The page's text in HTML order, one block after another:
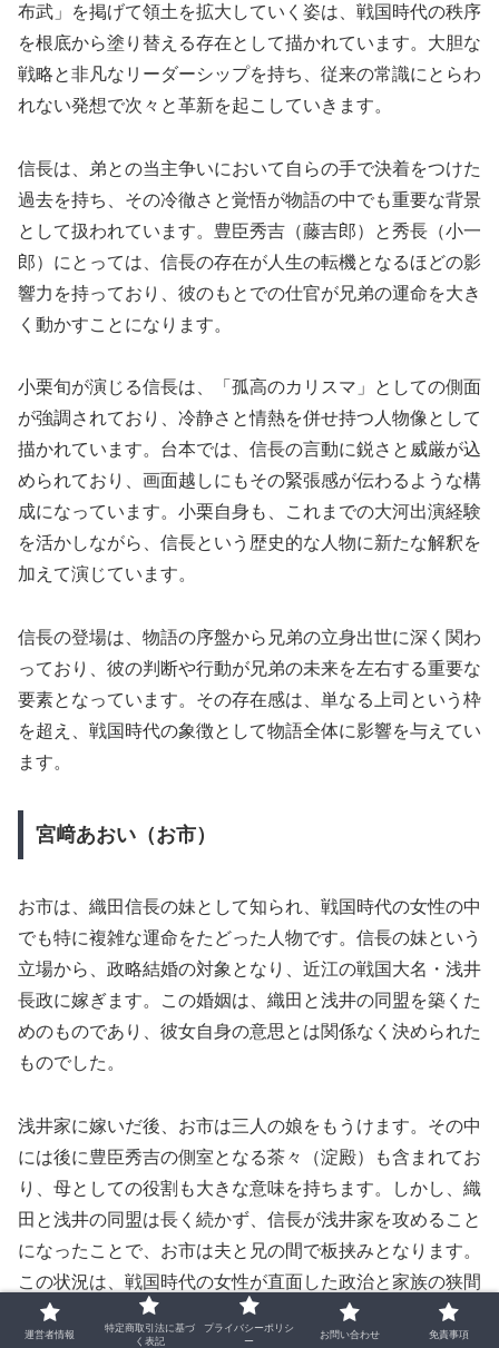
布武」を掲げて領土を拡大していく姿は、戦国時代の秩序
を根底から塗り替える存在として描かれています。大胆な
戦略と非凡なリーダーシップを持ち、従来の常識にとらわ
れない発想で次々と革新を起こしていきます。
信長は、弟との当主争いにおいて自らの手で決着をつけた
過去を持ち、その冷徹さと覚悟が物語の中でも重要な背景
として扱われています。豊臣秀吉（藤吉郎）と秀長（小一
郎）にとっては、信長の存在が人生の転機となるほどの影
響力を持っており、彼のもとでの仕官が兄弟の運命を大き
く動かすことになります。
小栗旬が演じる信長は、「孤高のカリスマ」としての側面
が強調されており、冷静さと情熱を併せ持つ人物像として
描かれています。台本では、信長の言動に鋭さと威厳が込
められており、画面越しにもその緊張感が伝わるような構
成になっています。小栗自身も、これまでの大河出演経験
を活かしながら、信長という歴史的な人物に新たな解釈を
加えて演じています。
信長の登場は、物語の序盤から兄弟の立身出世に深く関わ
っており、彼の判断や行動が兄弟の未来を左右する重要な
要素となっています。その存在感は、単なる上司という枠
を超え、戦国時代の象徴として物語全体に影響を与えてい
ます。
宮﨑あおい（お市）
お市は、織田信長の妹として知られ、戦国時代の女性の中
でも特に複雑な運命をたどった人物です。信長の妹という
立場から、政略結婚の対象となり、近江の戦国大名・浅井
長政に嫁ぎます。この婚姻は、織田と浅井の同盟を築くた
めのものであり、彼女自身の意思とは関係なく決められた
ものでした。
浅井家に嫁いだ後、お市は三人の娘をもうけます。その中
には後に豊臣秀吉の側室となる茶々（淀殿）も含まれてお
り、母としての役割も大きな意味を持ちます。しかし、織
田と浅井の同盟は長く続かず、信長が浅井家を攻めること
になったことで、お市は夫と兄の間で板挟みとなります。
この状況は、戦国時代の女性が直面した政治と家族の狭間
での苦悩を象徴しています。
運営者情報
特定商取引法に基づ
く表記
プライバシーポリシ
ー
お問い合わせ 免責事項